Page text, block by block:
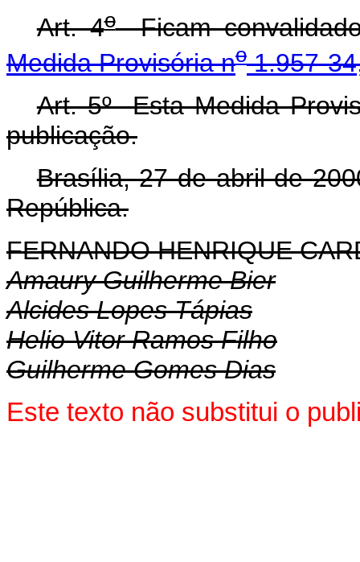
Art. 4oFicam
Medida Provisória no1.957-
Art. 5º Esta Medida
publicação.
Brasília, 27 de abril de
República.
FERNANDO HENRIQUE
Amaury Guilherme Bier
Alcides Lopes Tápias
Helio Vitor Ramos Filho
Guilherme Gomes Dias
Este texto não substitui o